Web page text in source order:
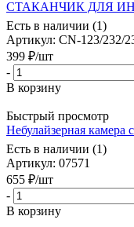
СТАКАНЧИК ДЛЯ
Есть в наличии (1)
Артикул: CN-123/232/
399 ₽/шт
-
В корзину
Быстрый просмотр
Небулайзерная
Есть в наличии (1)
Артикул: 07571
655 ₽/шт
-
В корзину